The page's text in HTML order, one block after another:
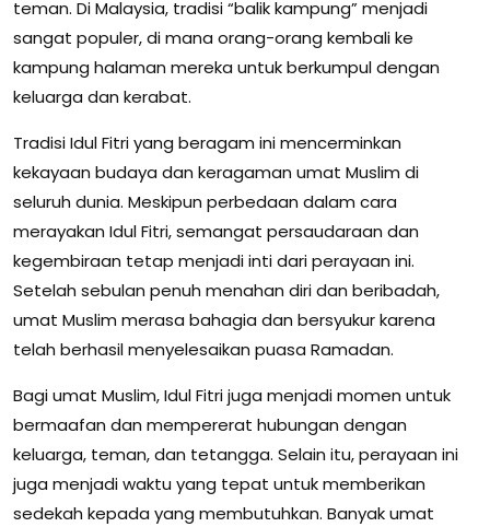
teman. Di Malaysia, tradisi “balik kampung” menjadi
sangat populer, di mana orang-orang kembali ke
kampung halaman mereka untuk berkumpul dengan
keluarga dan kerabat.
Tradisi Idul Fitri yang beragam ini mencerminkan
kekayaan budaya dan keragaman umat Muslim di
seluruh dunia. Meskipun perbedaan dalam cara
merayakan Idul Fitri, semangat persaudaraan dan
kegembiraan tetap menjadi inti dari perayaan ini.
Setelah sebulan penuh menahan diri dan beribadah,
umat Muslim merasa bahagia dan bersyukur karena
telah berhasil menyelesaikan puasa Ramadan.
Bagi umat Muslim, Idul Fitri juga menjadi momen untuk
bermaafan dan mempererat hubungan dengan
keluarga, teman, dan tetangga. Selain itu, perayaan ini
juga menjadi waktu yang tepat untuk memberikan
sedekah kepada yang membutuhkan. Banyak umat